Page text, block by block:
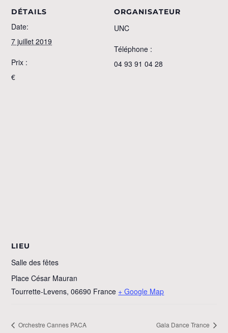
DÉTAILS
Date:
7 juillet 2019
Prix :
€
ORGANISATEUR
UNC
Téléphone :
04 93 91 04 28
LIEU
Salle des fêtes
Place César Mauran
Tourrette-Levens, 06690 France + Google Map
Orchestre Cannes PACA Gala Dance Trance